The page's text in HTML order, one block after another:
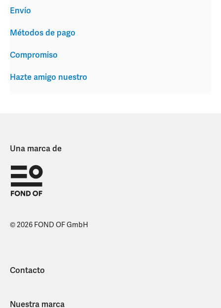
Envío
Métodos de pago
Compromiso
Hazte amigo nuestro
Una marca de
© 2026 FOND OF GmbH
Contacto
Nuestra marca